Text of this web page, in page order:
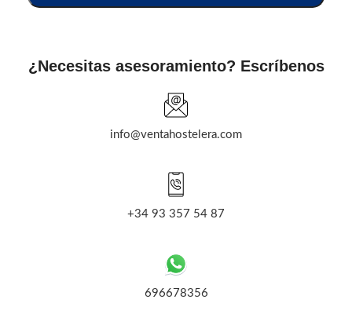
¿Necesitas asesoramiento? Escríbenos
info@ventahostelera.com
+34 93 357 54 87
696678356